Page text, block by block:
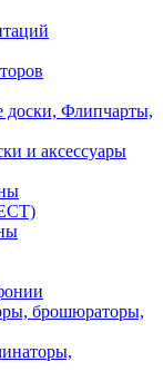
доски, Флипчарты,
и аксессуары
брошюраторы,